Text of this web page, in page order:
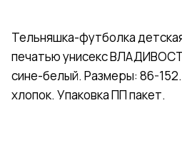
Тельняшка-футболка
печатью унисекс
сине-белый. Размеры: 86-
хлопок. Упаковка ПП пакет.